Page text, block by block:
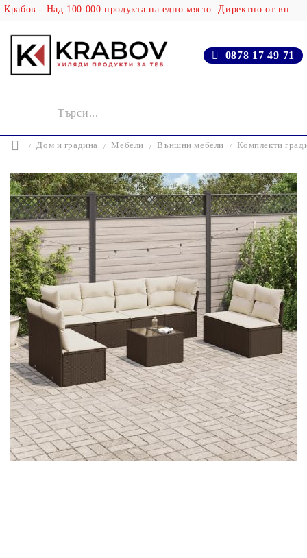
Крабов - Над 100 000 продукта на едно място. Директно от вносителя!
0878 17 49 71
Дом и градина Мебели Външни мебели Комплекти